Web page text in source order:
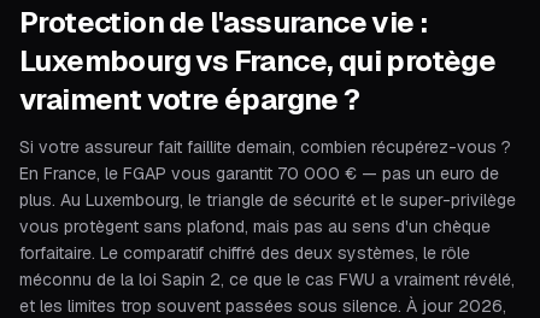
Protection de l'assurance vie :
Luxembourg vs France, qui protège
vraiment votre épargne ?
Si votre assureur fait faillite demain, combien récupérez-vous ?
En France, le FGAP vous garantit 70 000 € — pas un euro de
plus. Au Luxembourg, le triangle de sécurité et le super-privilège
vous protègent sans plafond, mais pas au sens d'un chèque
forfaitaire. Le comparatif chiffré des deux systèmes, le rôle
méconnu de la loi Sapin 2, ce que le cas FWU a vraiment révélé,
et les limites trop souvent passées sous silence. À jour 2026,